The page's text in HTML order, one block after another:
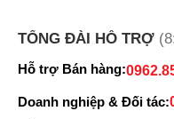
TỔNG ĐÀI HỖ TRỢ
Hỗ trợ Bán hàng:
Doanh nghiệp & Đối tác: